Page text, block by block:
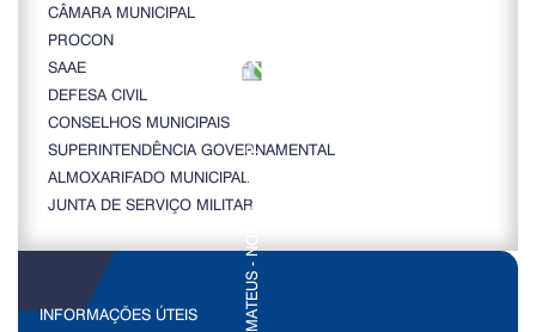
CÂMARA MUNICIPAL
PROCON
SAAE
DEFESA CIVIL
CONSELHOS MUNICIPAIS
SUPERINTENDÊNCIA GOVERNAMENTAL
ALMOXARIFADO MUNICIPAL
JUNTA DE SERVIÇO MILITAR
INFORMAÇÕES ÚTEIS